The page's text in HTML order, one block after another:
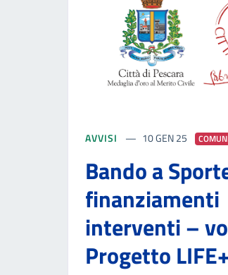
AVVISI 10 GEN 25
Bando a
finanziamenti
interventi –
Progetto